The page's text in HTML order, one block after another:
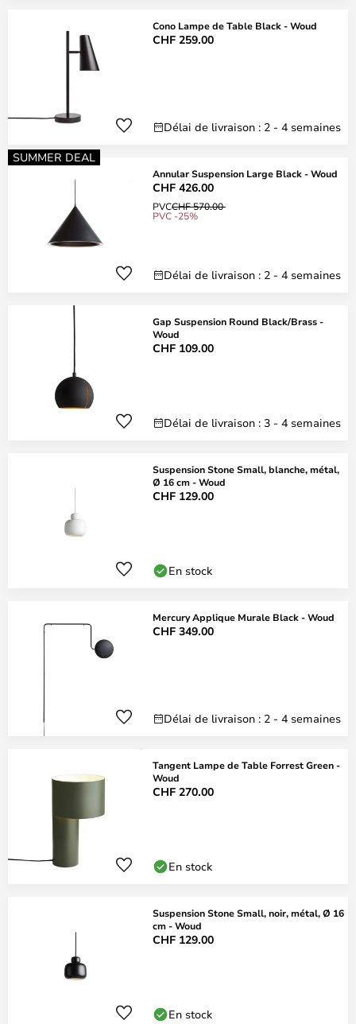
Cono Lampe de Table Black - Woud
CHF 259.00
Délai de livraison : 2 - 4 semaines
SUMMER DEAL
Annular Suspension Large Black - Woud
CHF 426.00
PVCCHF 570.00
PVC -25%
Délai de livraison : 2 - 4 semaines
Gap Suspension Round Black/Brass -
Woud
CHF 109.00
Délai de livraison : 3 - 4 semaines
Suspension Stone Small, blanche, métal,
Ø 16 cm - Woud
CHF 129.00
En stock
Mercury Applique Murale Black - Woud
CHF 349.00
Délai de livraison : 2 - 4 semaines
Tangent Lampe de Table Forrest Green -
Woud
CHF 270.00
En stock
Suspension Stone Small, noir, métal, Ø 16
cm - Woud
CHF 129.00
En stock